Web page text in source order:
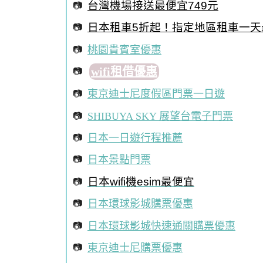
台灣機場接送最便宜749元
日本租車5折起！指定地區租車一
桃園貴賓室優惠
wifi租借優惠
東京迪士尼度假區門票一日遊
SHIBUYA SKY 展望台電子門票
日本一日遊行程推薦
日本景點門票
日本wifi機esim最便宜
日本環球影城購票優惠
日本環球影城快速通關購票優惠
東京迪士尼購票優惠